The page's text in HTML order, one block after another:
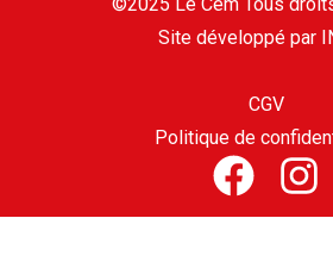
Site développé par
CGV
Politique de